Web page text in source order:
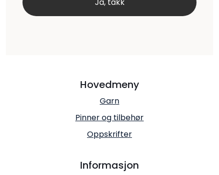
Hovedmeny
Garn
Pinner og tilbehør
Oppskrifter
Informasjon